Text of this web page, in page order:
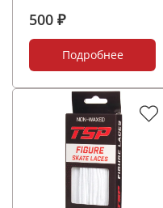
500 ₽
Подробнее